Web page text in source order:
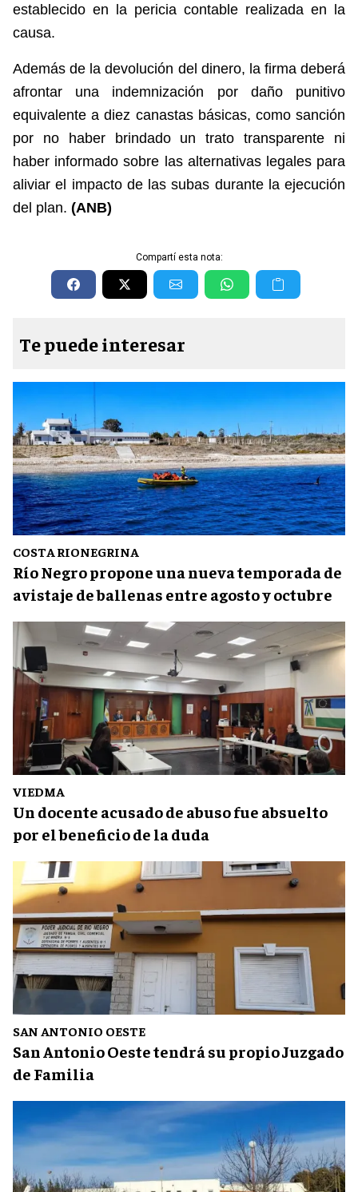
establecido en la pericia contable realizada en la
causa.
Además de la devolución del dinero, la firma deberá
afrontar una indemnización por daño punitivo
equivalente a diez canastas básicas, como sanción
por no haber brindado un trato transparente ni
haber informado sobre las alternativas legales para
aliviar el impacto de las subas durante la ejecución
del plan. (ANB)
Compartí esta nota:
Te puede interesar
COSTA RIONEGRINA
Río Negro propone una nueva temporada de
avistaje de ballenas entre agosto y octubre
VIEDMA
Un docente acusado de abuso fue absuelto
por el beneficio de la duda
SAN ANTONIO OESTE
San Antonio Oeste tendrá su propio Juzgado
de Familia